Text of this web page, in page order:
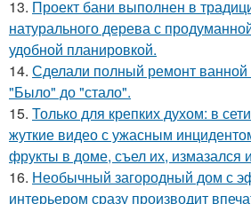
13. Проект бани выполнен в
натурального дерева с
удобной планировкой.
14. Сделали полный ремонт ванной
"Было" до "стало".
15. Только для крепких духом: в
жуткие видео с ужасным
фрукты в доме, съел их, измазался
16. Необычный загородный дом с
интерьером сразу производит